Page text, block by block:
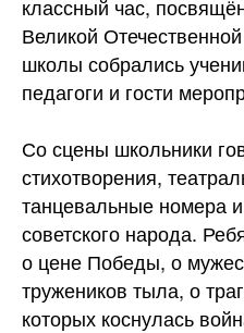
классный час,
Великой
школы собрались
педагоги и гости
Со сцены школьники
стихотворения,
танцевальные номера
советского народа.
о цене Победы, о
тружеников тыла, о
которых коснулась